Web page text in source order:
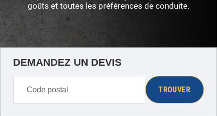
goûts et toutes les préférences de conduite.
DEMANDEZ UN DEVIS
TROUVER